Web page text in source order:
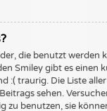
die benutzt werden
Smiley gibt es einen
:( traurig. Die Liste
sehen.
zu benutzen, sie